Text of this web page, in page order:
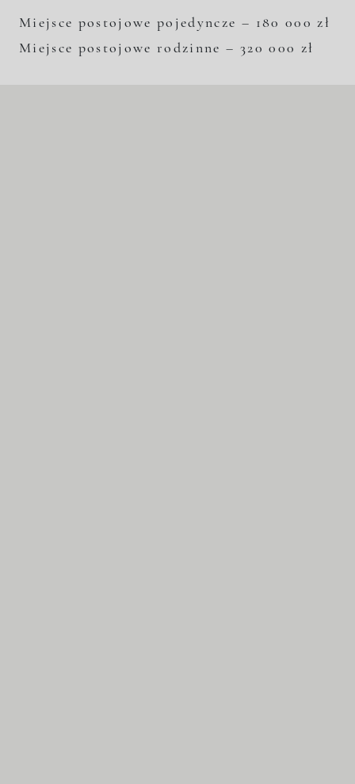
Miejsce postojowe pojedyncze – 180 000 zł
Miejsce postojowe rodzinne – 320 000 zł